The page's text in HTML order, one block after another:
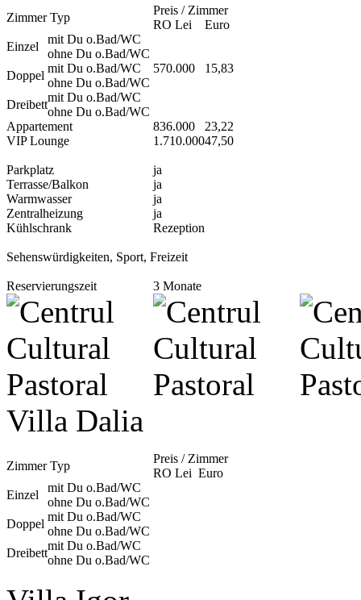
Zimmer Typ
Preis / Zimmer
RO Lei
Euro
Einzel
mit Du o.Bad/WC
ohne Du o.Bad/WC
Doppel
mit Du o.Bad/WC 570.000
15,83
ohne Du o.Bad/WC
Dreibett
mit Du o.Bad/WC
ohne Du o.Bad/WC
Appartement
836.000
23,22
VIP Lounge
1.710.00047,50
Parkplatz
ja
Terrasse/Balkon
ja
Warmwasser
ja
Zentralheizung
ja
Kühlschrank
Rezeption
Sehenswürdigkeiten, Sport, Freizeit
Reservierungszeit 3 Monate
Villa Dalia
Zimmer Typ
Preis / Zimmer
RO Lei Euro
Einzel
mit Du o.Bad/WC
ohne Du o.Bad/WC
Doppel
mit Du o.Bad/WC
ohne Du o.Bad/WC
Dreibett
mit Du o.Bad/WC
ohne Du o.Bad/WC